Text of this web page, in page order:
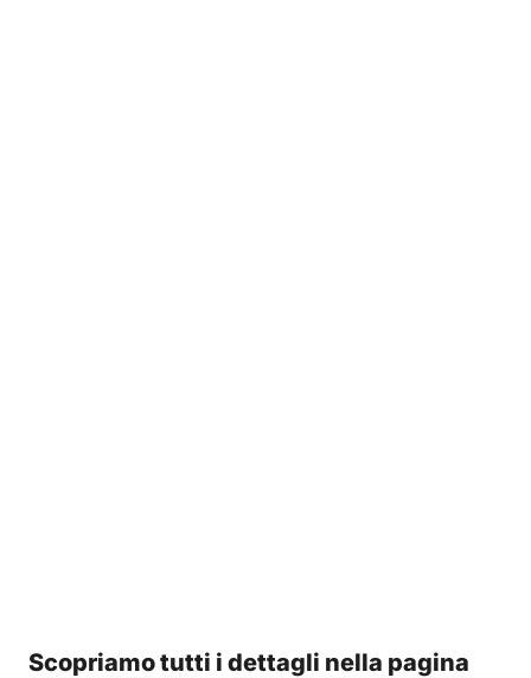
Scopriamo tutti i dettagli nella pagina